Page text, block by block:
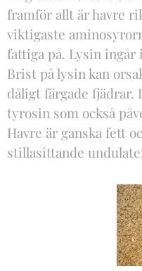
framför allt är havre
viktigaste
fattiga på. Lysin ingår
Brist på lysin kan
dåligt färgade fjädrar.
tyrosin som också
Havre är ganska fett
stillasittande